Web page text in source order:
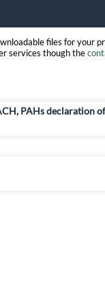
files for your
services though the
PAHs declaration